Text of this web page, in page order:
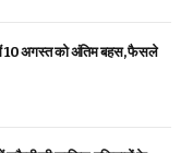
10 अगस्त को अंतिम बहस, फैसले